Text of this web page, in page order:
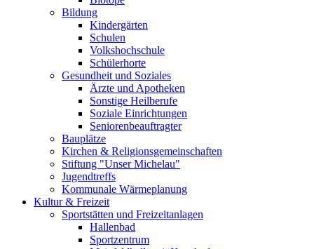
Bildung
Kindergärten
Schulen
Volkshochschule
Schülerhorte
Gesundheit und Soziales
Ärzte und Apotheken
Sonstige Heilberufe
Soziale Einrichtungen
Seniorenbeauftragter
Bauplätze
Kirchen & Religionsgemeinschaften
Stiftung "Unser Michelau"
Jugendtreffs
Kommunale Wärmeplanung
Kultur & Freizeit
Sportstätten und Freizeitanlagen
Hallenbad
Sportzentrum